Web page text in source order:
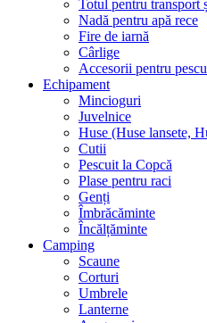
Totul pentru transport
Nadă pentru apă rece
Fire de iarnă
Cârlige
Accesorii pentru
Echipament
Mincioguri
Juvelnice
Huse (Huse lansete,
Cutii
Pescuit la Copcă
Plase pentru raci
Genți
Îmbrăcăminte
Încălțăminte
Camping
Scaune
Corturi
Umbrele
Lanterne